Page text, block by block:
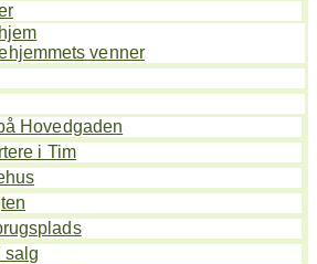
venner
Hovedgaden
i Tim
salg